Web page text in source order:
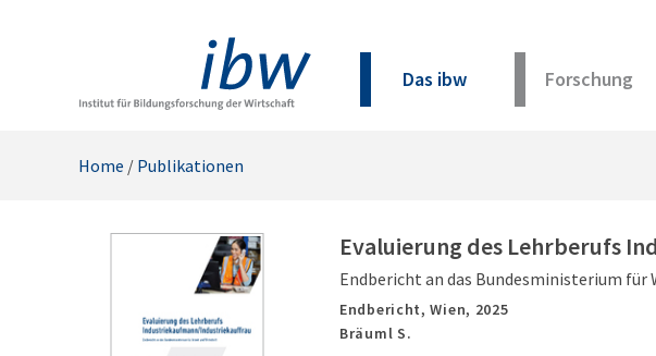
Das ibw Forschung
Home / Publikationen
Evaluierung des Lehrberufs
Endbericht an das Bundesministerium für
Endbericht,Wien, 2025
Bräuml S.